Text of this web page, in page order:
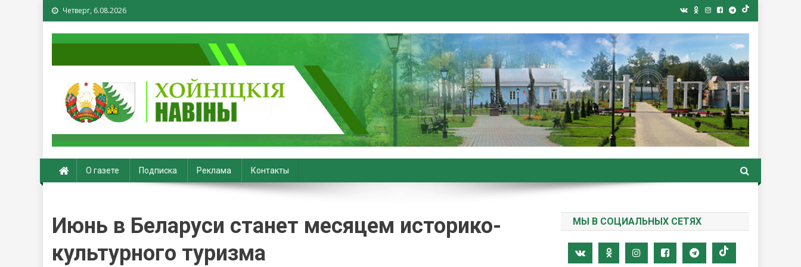
Четверг, 6.08.2026
Хойники. Хойнiцкiя навiны. Новости Хойник. Районная газета
О газете Подписка Реклама Контакты
Июнь в Беларуси станет месяцем историко-
культурного туризма
МЫ В СОЦИАЛЬНЫХ СЕТЯХ